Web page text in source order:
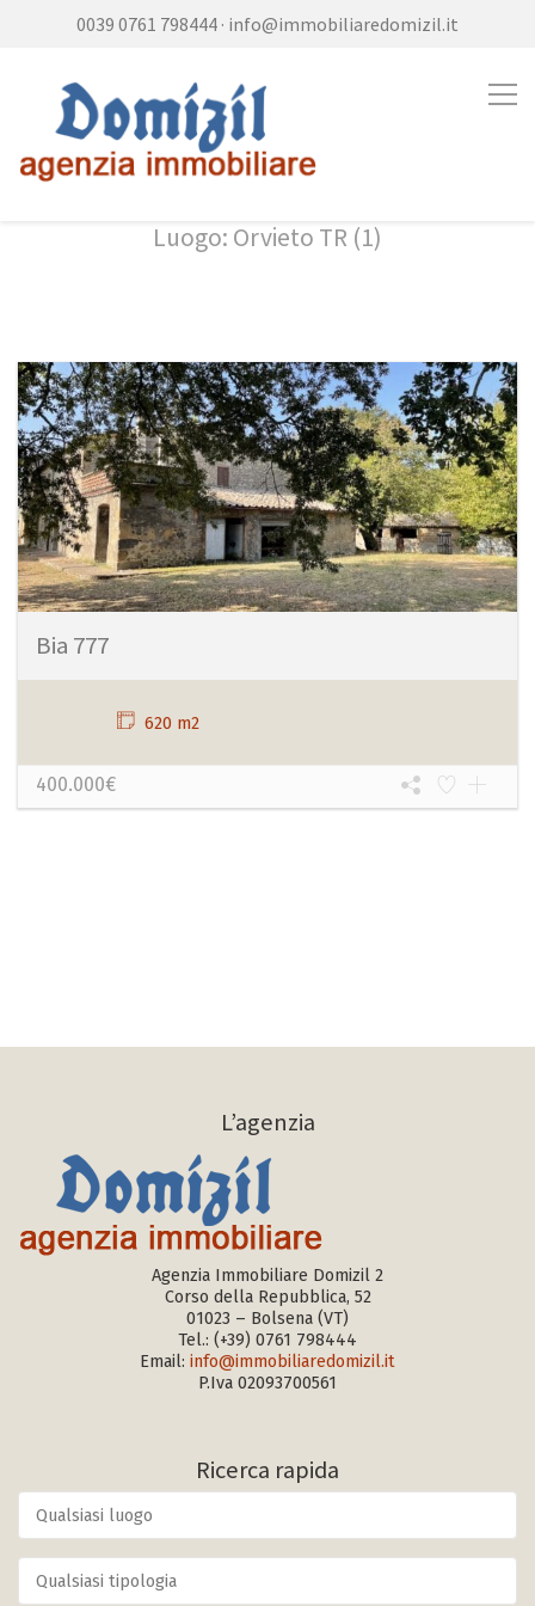
0039 0761 798444 · info@immobiliaredomizil.it
Luogo: Orvieto TR (1)
Bia 777
620 m2
400.000€
L’agenzia
Agenzia Immobiliare Domizil 2
Corso della Repubblica, 52
01023 – Bolsena (VT)
Tel.: (+39) 0761 798444
Email: info@immobiliaredomizil.it
P.Iva 02093700561
Ricerca rapida